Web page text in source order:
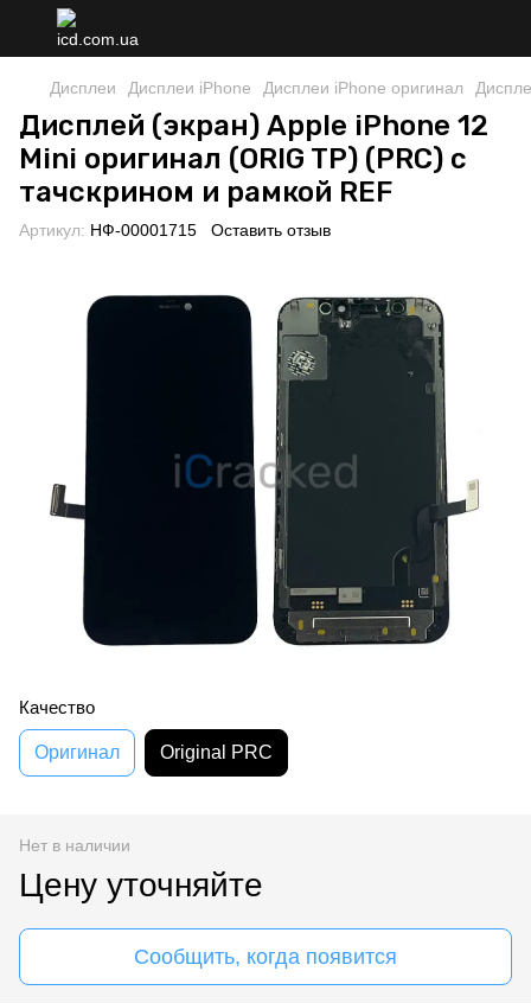
Дисплеи Дисплеи iPhone Дисплеи iPhone оригинал
Дисплей (экран) Apple iPhone 12
Mini оригинал (ORIG TP) (PRC) с
тачскрином и рамкой REF
Артикул: НФ-00001715 Оставить отзыв
Качество
Оригинал Original PRC
Нет в наличии
Цену уточняйте
Сообщить, когда появится